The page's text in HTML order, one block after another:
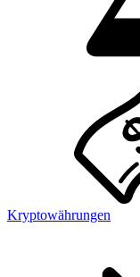
Kryptowährungen